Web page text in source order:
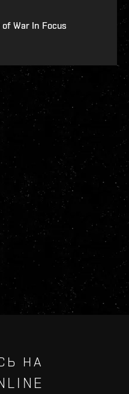
of War In Focus
НА